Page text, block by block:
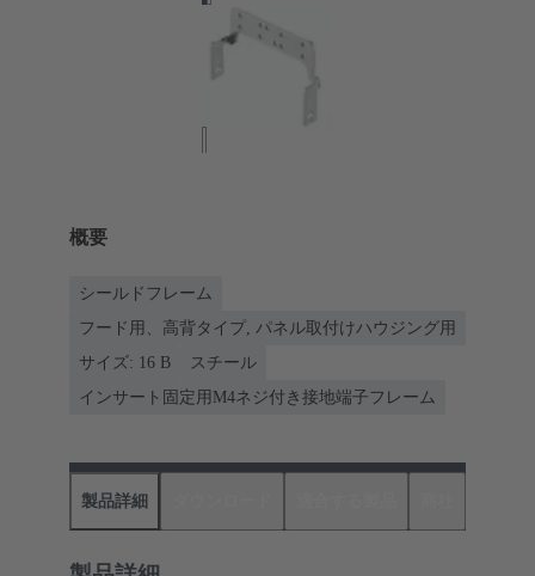
概要
シールドフレーム
フード用、高背タイプ, パネル取付けハウジング用
サイズ: 16 B
スチール
インサート固定用M4ネジ付き接地端子フレーム
製品詳細